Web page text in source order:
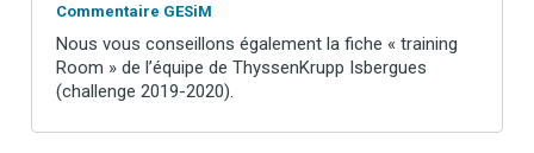
Commentaire GESiM
Nous vous conseillons également la fiche « training
Room » de l’équipe de ThyssenKrupp Isbergues
(challenge 2019-2020).